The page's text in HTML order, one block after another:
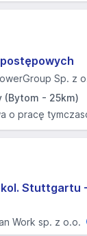
Sp. z
(Bytom - 25km)
o pracę
Stuttgartu
Work sp. z o.o.